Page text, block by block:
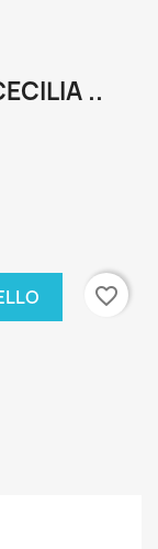
..
favorite_border